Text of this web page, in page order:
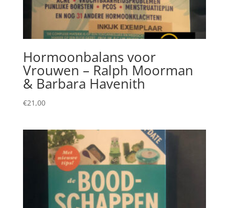
Hormoonbalans voor
Vrouwen – Ralph Moorman
& Barbara Havenith
€21,00